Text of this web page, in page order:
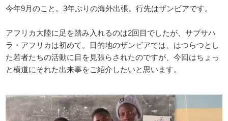
今年9月のこと。3年ぶりの海外出張。行先はザンビアです。
アフリカ大陸に足を踏み入れるのは2回目でしたが、サブサハ
ラ・アフリカは初めて。目的地のザンビアでは、はつらつとし
た若者たちの活動に目を見張らされたのですが、今回はちょっ
と横道にそれた出来事をご紹介したいと思います。